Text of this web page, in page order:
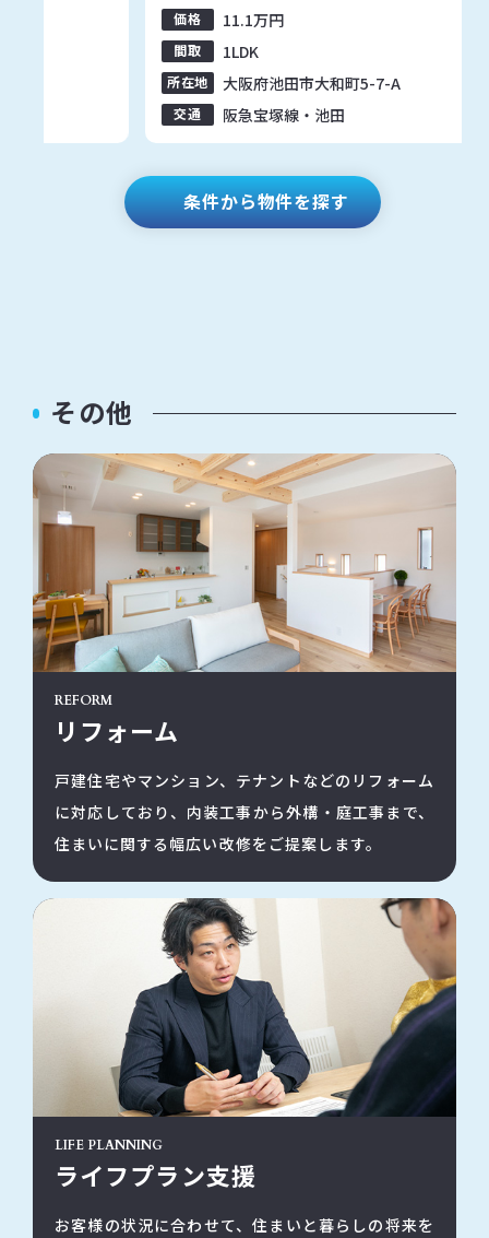
価格
間取
所在地 大阪府池田市大和町5-7-A
交通 阪急宝塚線・池田
条件から物件を探す
その他
REFORM
リフォーム
戸建住宅やマンション、テナントなどのリフォーム
に対応しており、内装工事から外構・庭工事まで、
住まいに関する幅広い改修をご提案します。
LIFE PLANNING
ライフプラン支援
お客様の状況に合わせて、住まいと暮らしの将来を